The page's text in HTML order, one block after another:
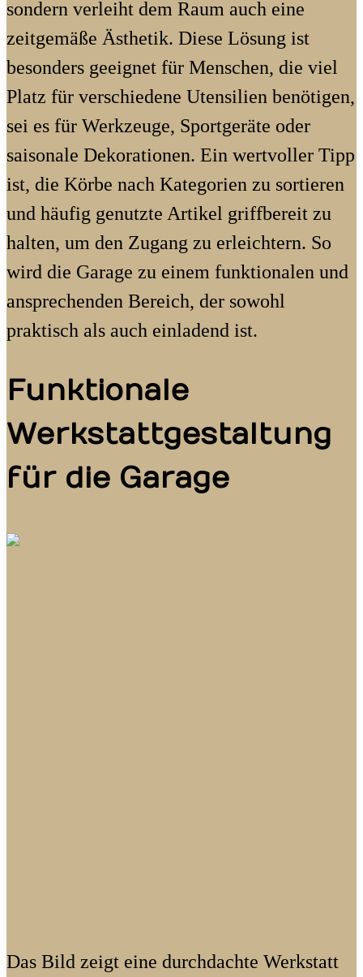
sondern verleiht dem Raum auch eine
zeitgemäße Ästhetik. Diese Lösung ist
besonders geeignet für Menschen, die viel
Platz für verschiedene Utensilien benötigen,
sei es für Werkzeuge, Sportgeräte oder
saisonale Dekorationen. Ein wertvoller Tipp
ist, die Körbe nach Kategorien zu sortieren
und häufig genutzte Artikel griffbereit zu
halten, um den Zugang zu erleichtern. So
wird die Garage zu einem funktionalen und
ansprechenden Bereich, der sowohl
praktisch als auch einladend ist.
Funktionale
Werkstattgestaltung
für die Garage
Das Bild zeigt eine durchdachte Werkstatt